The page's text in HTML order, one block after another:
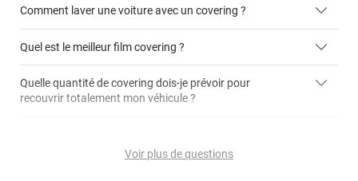
Comment laver une voiture avec un covering ?
Quel est le meilleur film covering ?
covering 2D
Quelle quantité de covering dois-je prévoir pour
recouvrir totalement mon véhicule ?
Voir plus de questions